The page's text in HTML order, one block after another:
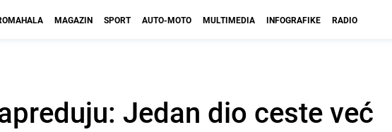
MAGAZIN SPORT AUTO-MOTO MULTIMEDIA INFOGRAFIKE RADIO
Jedan dio ceste već